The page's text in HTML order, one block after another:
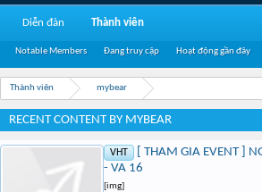
Thành viên mybear
RECENT CONTENT BY MYBEAR
VHT
[ THAM GIA EVENT ]
- VA 16
[img]
Diễn đàn Thành viên
Notable Members Đang truy cập Hoạt động gần đây